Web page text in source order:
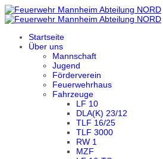
Startseite
Über uns
Mannschaft
Jugend
Förderverein
Feuerwehrhaus
Fahrzeuge
LF 10
DLA(K) 23/12
TLF 16/25
TLF 3000
RW 1
MZF